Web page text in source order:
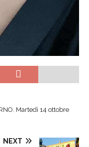
Martedì 14 ottobre
NEXT